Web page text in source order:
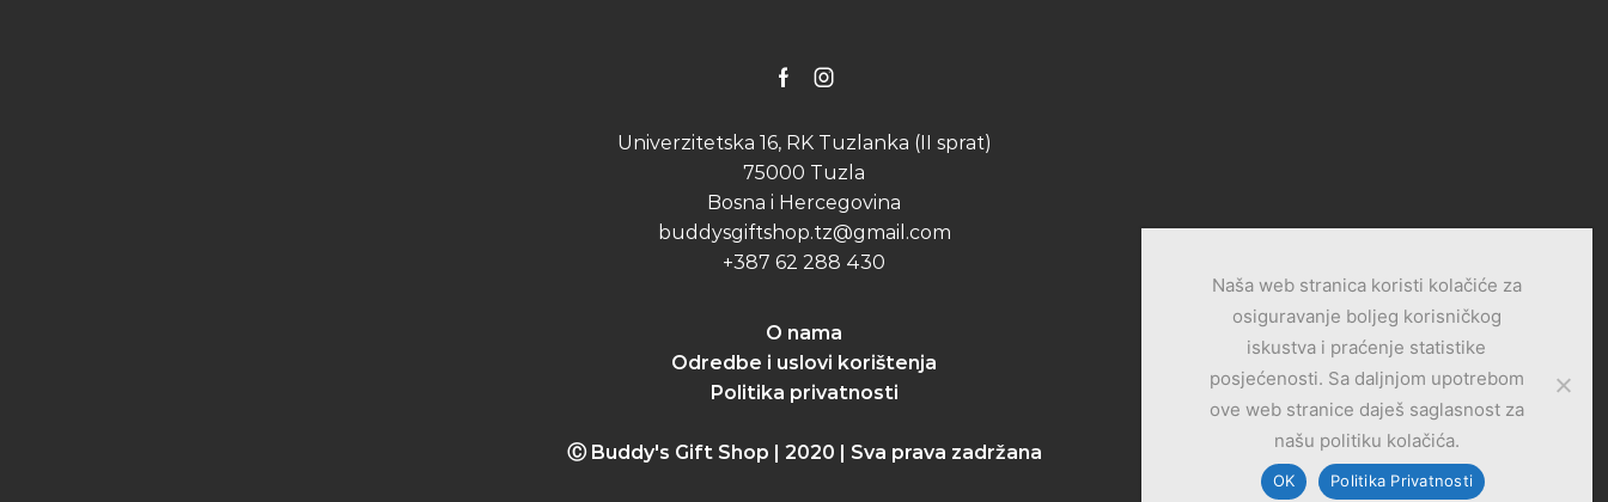
FacebookInstagram
Univerzitetska 16, RK Tuzlanka (II sprat)
75000 Tuzla
Bosna i Hercegovina
buddysgiftshop.tz@gmail.com
+387 62 288 430
O nama
Odredbe i uslovi korištenja
Politika privatnosti
Ⓒ Buddy's Gift Shop | 2020 | Sva prava zadržana
Naša web stranica koristi kolačiće za
osiguravanje boljeg korisničkog
iskustva i praćenje statistike
posjećenosti. Sa daljnjom upotrebom
ove web stranice daješ saglasnost za
našu politiku kolačića.
OK Politika Privatnosti